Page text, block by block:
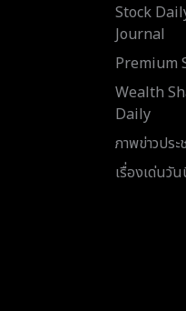
Stock
Journal
Premium
Wealth
Daily
ภาพข่าวปร
เรื่องเด่นวั